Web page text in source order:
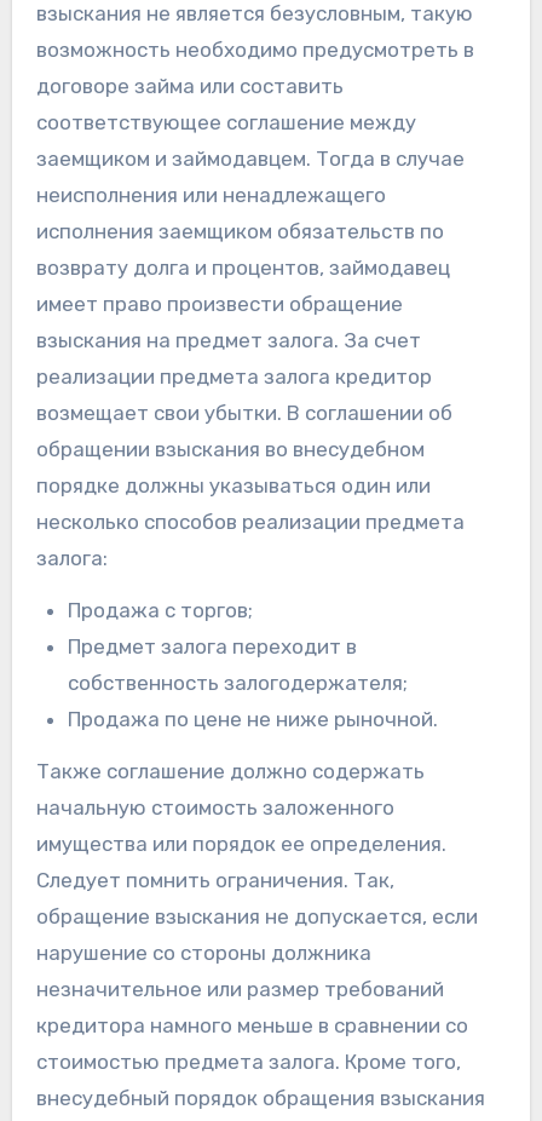
взыскания не является безусловным, такую
возможность необходимо предусмотреть в
договоре займа или составить
соответствующее соглашение между
заемщиком и займодавцем. Тогда в случае
неисполнения или ненадлежащего
исполнения заемщиком обязательств по
возврату долга и процентов, займодавец
имеет право произвести обращение
взыскания на предмет залога. За счет
реализации предмета залога кредитор
возмещает свои убытки. В соглашении об
обращении взыскания во внесудебном
порядке должны указываться один или
несколько способов реализации предмета
залога:
Продажа с торгов;
Предмет залога переходит в
собственность залогодержателя;
Продажа по цене не ниже рыночной.
Также соглашение должно содержать
начальную стоимость заложенного
имущества или порядок ее определения.
Следует помнить ограничения. Так,
обращение взыскания не допускается, если
нарушение со стороны должника
незначительное или размер требований
кредитора намного меньше в сравнении со
стоимостью предмета залога. Кроме того,
внесудебный порядок обращения взыскания